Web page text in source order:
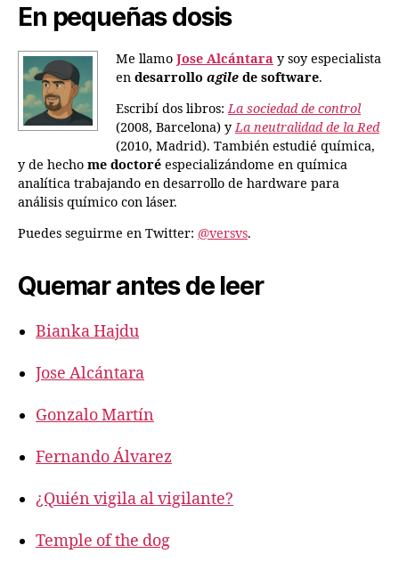
En pequeñas dosis
Me llamo Jose Alcántara y soy especialista
en desarrollo agile de software.
Escribí dos libros:La sociedad de control
(2008, Barcelona) yLa neutralidad de la Red
(2010, Madrid). También estudié química,
y de hecho me doctoré especializándome en química
analítica trabajando en desarrollo de hardware para
análisis químico con láser.
Puedes seguirme en Twitter: @versvs.
Quemar antes de leer
Bianka Hajdu
Jose Alcántara
Gonzalo Martín
Fernando Álvarez
¿Quién vigila al vigilante?
Temple of the dog